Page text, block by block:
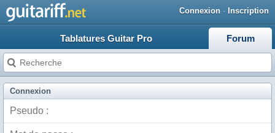
Connexion · Inscription
Tablatures Guitar Pro Forum
Connexion